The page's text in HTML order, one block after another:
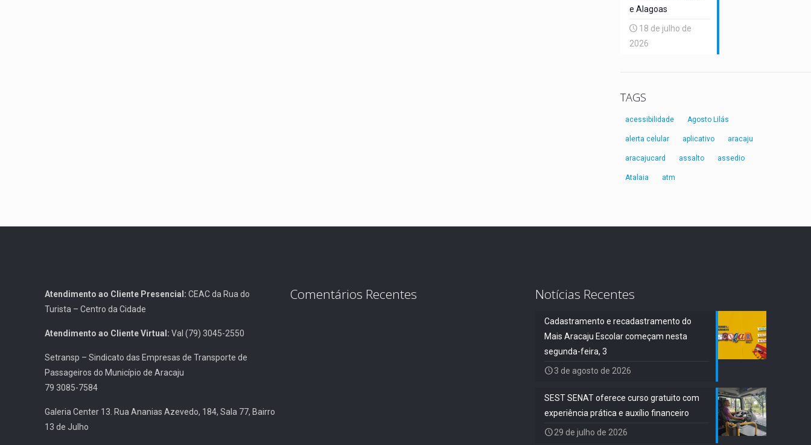
e Alagoas
18 de julho de
2026
TAGS
acessibilidade Agosto Lilás
alerta celular aplicativo aracaju
aracajucard assalto assedio
Atalaia atm
Atendimento ao Cliente Presencial: CEAC da Rua do
Turista – Centro da Cidade
Atendimento ao Cliente Virtual: Val (79) 3045-2550
Setransp – Sindicato das Empresas de Transporte de
Passageiros do Município de Aracaju
79 3085-7584
Galeria Center 13. Rua Ananias Azevedo, 184, Sala 77, Bairro
13 de Julho
Comentários Recentes Notícias Recentes
Cadastramento e recadastramento do
Mais Aracaju Escolar começam nesta
segunda-feira, 3
3 de agosto de 2026
SEST SENAT oferece curso gratuito com
experiência prática e auxílio financeiro
29 de julho de 2026